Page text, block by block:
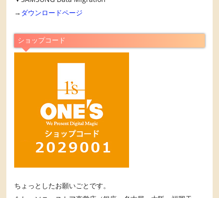
→ ダウンロードページ
ショップコード
ちょっとしたお願いごとです。